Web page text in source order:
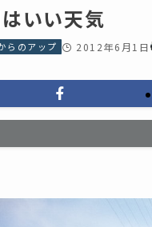
いい天気
らのアップ 2012年6月1日